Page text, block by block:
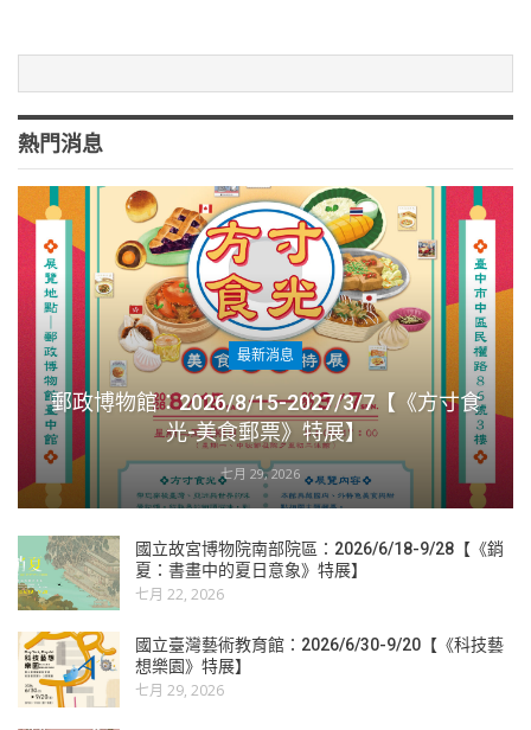
熱門消息
最新消息
郵政博物館：2026/8/15-2027/3/7【《方寸食
光-美食郵票》特展】
七月 29, 2026
國立故宮博物院南部院區：2026/6/18-9/28【《銷
夏：書畫中的夏日意象》特展】
七月 22, 2026
國立臺灣藝術教育館：2026/6/30-9/20【《科技藝
想樂園》特展】
七月 29, 2026